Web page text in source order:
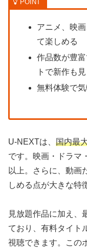
アニメ、映
て楽しめる
作品数が豊
トで新作も
無料体験で
U-NEXTは、 国内最
です。映画・ドラマ
以上。さらに、動画
しめる点が大きな特
見放題作品に加え、
ており、有料タイト
視聴できます。この